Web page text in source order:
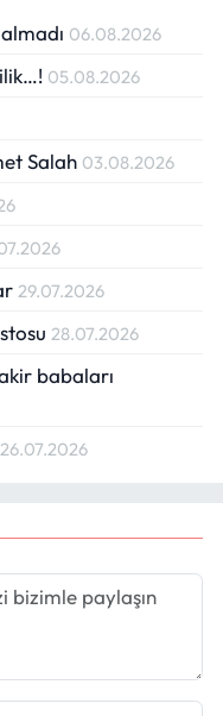
06.08.2026
05.08.2026
Salah 03.08.2026
29.07.2026
28.07.2026
babaları
26.07.2026